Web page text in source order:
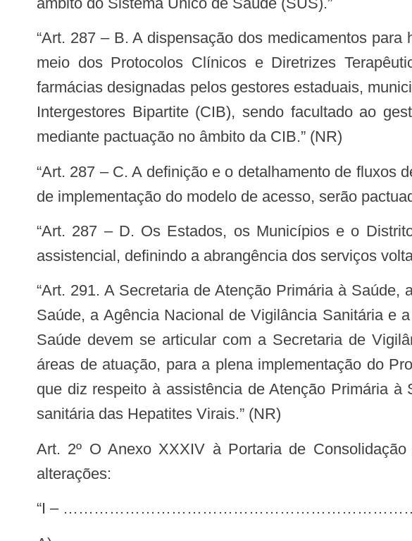
“Art. 287 – B. A dispensação dos medicamentos para hepatites virais deve seguir os critérios de elegibilidade estabelecidos por
meio dos Protocolos Clínicos e Diretrizes
farmácias designadas pelos gestores estaduais,
Intergestores Bipartite (CIB), sendo facultado ao
mediante pactuação no âmbito da CIB.” (NR)
“Art. 287 – C. A definição e o detalhamento de fluxos de programação e distribuição de medicamentos, bem como o cronograma
de implementação do modelo de acesso, serão
“Art. 287 – D. Os Estados, os Municípios e o Distrito Federal possuem autonomia para estruturar sua rede administrativa e
assistencial, definindo a abrangência dos serviços
“Art. 291. A Secretaria de Atenção Primária à Saúde, a Secretaria de Atenção Especializada à Saúde, a Fundação Nacional de
Saúde, a Agência Nacional de Vigilância Sanitária e
Saúde devem se articular com a Secretaria de
áreas de atuação, para a plena implementação do
que diz respeito à assistência de Atenção Primária
sanitária das Hepatites Virais.” (NR)
Art. 2º O Anexo XXXIV à Portaria de Consolidação nº 5, de 28 de setembro de 2017, passa a vigorar com as seguintes
alterações:
“I –